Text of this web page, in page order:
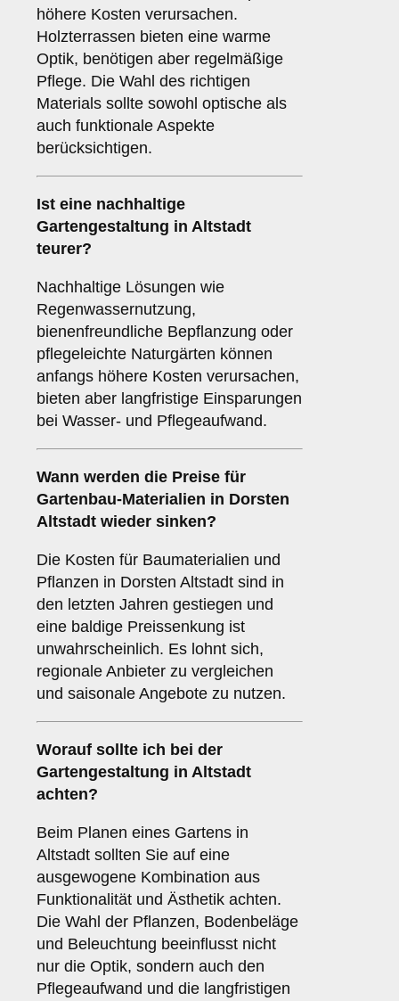
höhere Kosten verursachen.
Holzterrassen bieten eine warme
Optik, benötigen aber regelmäßige
Pflege. Die Wahl des richtigen
Materials sollte sowohl optische als
auch funktionale Aspekte
berücksichtigen.
Ist eine nachhaltige
Gartengestaltung in Altstadt
teurer?
Nachhaltige Lösungen wie
Regenwassernutzung,
bienenfreundliche Bepflanzung oder
pflegeleichte Naturgärten können
anfangs höhere Kosten verursachen,
bieten aber langfristige Einsparungen
bei Wasser- und Pflegeaufwand.
Wann werden die Preise für
Gartenbau-Materialien in Dorsten
Altstadt wieder sinken?
Die Kosten für Baumaterialien und
Pflanzen in Dorsten Altstadt sind in
den letzten Jahren gestiegen und
eine baldige Preissenkung ist
unwahrscheinlich. Es lohnt sich,
regionale Anbieter zu vergleichen
und saisonale Angebote zu nutzen.
Worauf sollte ich bei der
Gartengestaltung in Altstadt
achten?
Beim Planen eines Gartens in
Altstadt sollten Sie auf eine
ausgewogene Kombination aus
Funktionalität und Ästhetik achten.
Die Wahl der Pflanzen, Bodenbeläge
und Beleuchtung beeinflusst nicht
nur die Optik, sondern auch den
Pflegeaufwand und die langfristigen